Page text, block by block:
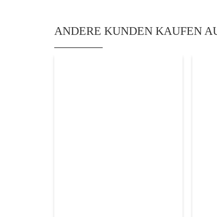
ANDERE KUNDEN KAUFEN